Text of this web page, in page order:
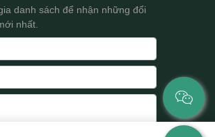
danh sách để nhận những đổi
nhất.